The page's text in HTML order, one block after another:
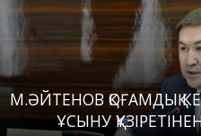
М.ӘЙТЕНОВ ҚОҒАМДЫҚ
ҰСЫНУ